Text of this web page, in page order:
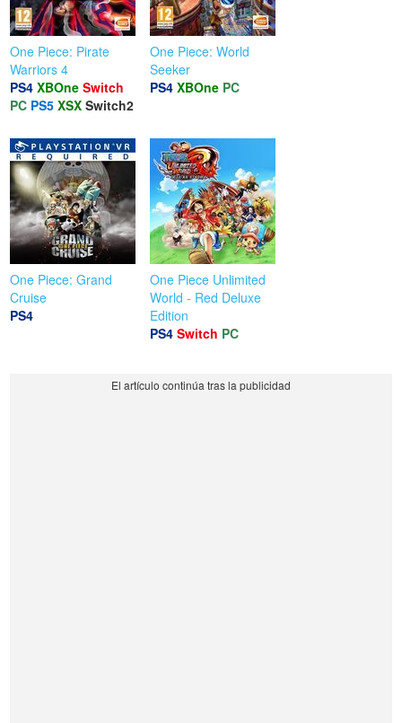
One Piece: Pirate
Warriors 4
PS4 XBOne Switch
PC PS5 XSX Switch2
One Piece: World
Seeker
PS4 XBOne PC
One Piece: Grand
Cruise
PS4
One Piece Unlimited
World - Red Deluxe
Edition
PS4 Switch PC